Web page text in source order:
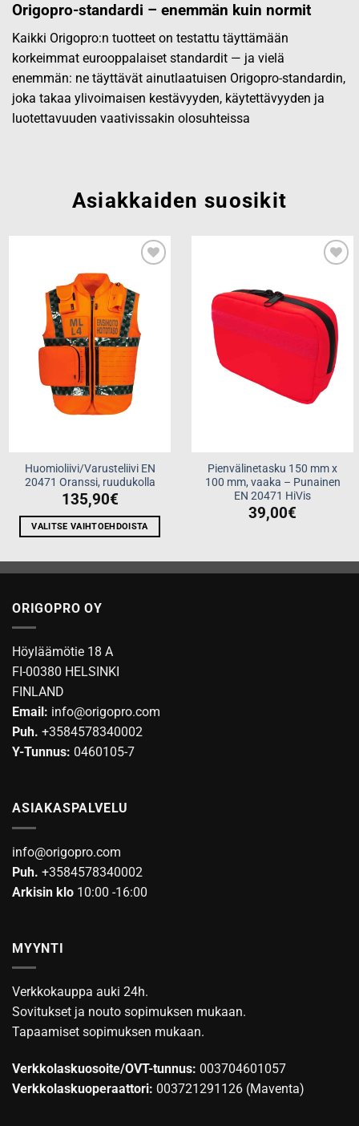
Origopro-standardi – enemmän kuin normit
Kaikki Origopro:n tuotteet on testattu täyttämään
korkeimmat eurooppalaiset standardit — ja vielä
enemmän: ne täyttävät ainutlaatuisen Origopro-standardin,
joka takaa ylivoimaisen kestävyyden, käytettävyyden ja
luotettavuuden vaativissakin olosuhteissa
Asiakkaiden suosikit
wishlist
Huomioliivi/Varusteliivi EN
20471 Oranssi, ruudukolla
135,90€
VALITSE VAIHTOEHDOISTA
tuotteella
muunnelma.
tehdä
tuotteen
Pienvälinetasku 150 mm x
100 mm, vaaka – Punainen
EN 20471 HiVis
39,00€
ORIGOPRO OY
Höyläämötie 18 A
FI-00380 HELSINKI
FINLAND
Email: info@origopro.com
Puh. +3584578340002
Y-Tunnus: 0460105-7
ASIAKASPALVELU
info@origopro.com
Puh. +3584578340002
Arkisin klo 10:00 -16:00
MYYNTI
Verkkokauppa auki 24h.
Sovitukset ja nouto sopimuksen mukaan.
Tapaamiset sopimuksen mukaan.
Verkkolaskuosoite/OVT-tunnus: 003704601057
Verkkolaskuoperaattori: 003721291126 (Maventa)